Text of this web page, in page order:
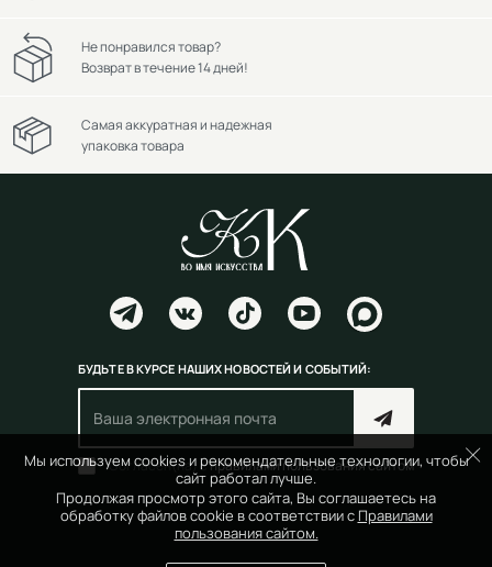
Мы используем cookies и рекомендательные технологии, чтобы
сайт работал лучше.
Продолжая просмотр этого сайта, Вы соглашаетесь на
обработку файлов cookie в соответствии с Правилами
пользования сайтом.
Не понравился товар?
Возврат в течение 14 дней!
Самая аккуратная и надежная
упаковка товара
БУДЬТЕ В КУРСЕ НАШИХ НОВОСТЕЙ И СОБЫТИЙ:
Согласен(на) справилами пользования сайтом